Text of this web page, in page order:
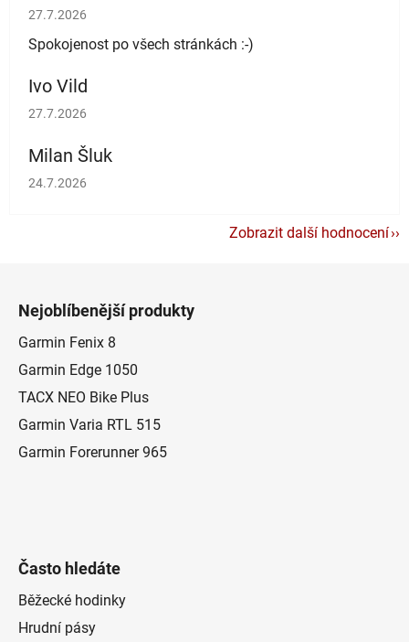
Hodnocení obchodu je 5 z 5 hvězdiček.
27.7.2026
Spokojenost po všech stránkách :-)
Ivo Vild
Hodnocení obchodu je 5 z 5 hvězdiček.
27.7.2026
Milan Šluk
Hodnocení obchodu je 5 z 5 hvězdiček.
24.7.2026
Zobrazit další hodnocení
Nejoblíbenější produkty
Garmin Fenix 8
Garmin Edge 1050
TACX NEO Bike Plus
Garmin Varia RTL 515
Garmin Forerunner 965
Často hledáte
Běžecké hodinky
Hrudní pásy